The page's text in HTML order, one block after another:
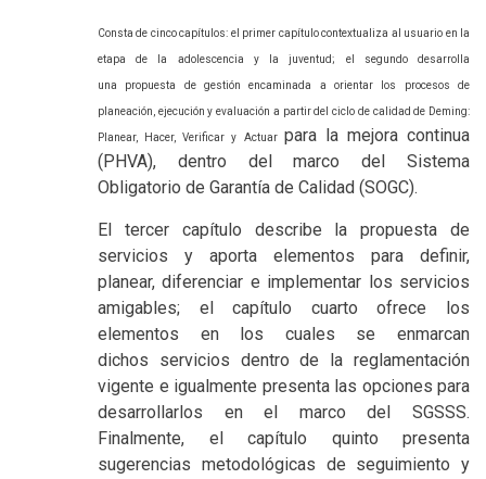
Consta de cinco capítulos: el primer capítulo contextualiza al usuario en la
etapa de la adolescencia y la juventud; el segundo desarrolla
una propuesta de gestión encaminada a orientar los procesosde
planeación, ejecución y evaluación a partir del ciclo de calidad de Deming:
Planear, Hacer, Verificar y Actuar para la mejora continua
(PHVA), dentro del marco del Sistema
Obligatorio de Garantía de Calidad (SOGC).
El tercer capítulo describe la propuesta de
servicios y aporta elementos para definir,
planear, diferenciar e implementar los servicios
amigables; el capítulo cuarto ofrece los
elementos en los cuales se enmarcan
dichos servicios dentro de la reglamentación
vigente e igualmente presenta las opciones para
desarrollarlos en el marco del SGSSS.
Finalmente, el capítulo quinto presenta
sugerencias metodológicas de seguimiento y